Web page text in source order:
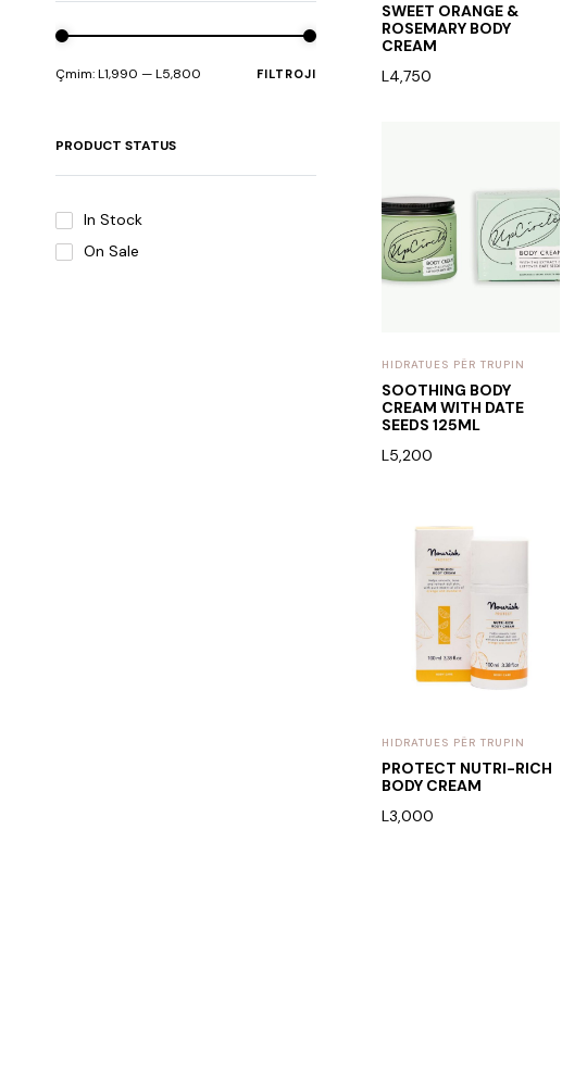
FILTROJI
Çmim:L1,990 —L5,800
PRODUCT STATUS
In Stock
On Sale
SWEET ORANGE &
ROSEMARY BODY
CREAM
L4,750
HIDRATUES PËR TRUPIN
SOOTHING BODY
CREAM WITH DATE
SEEDS 125ML
L5,200
HIDRATUES PËR TRUPIN
PROTECT NUTRI-RICH
BODY CREAM
L3,000